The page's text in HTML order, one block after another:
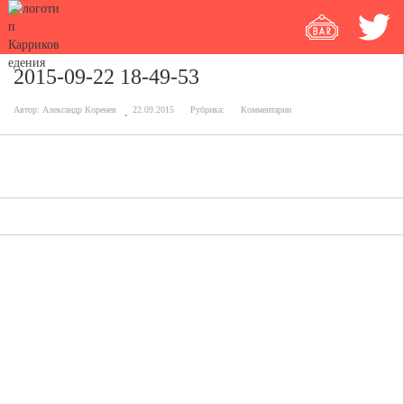
2015-09-22 18-49-53
Автор: Александр Коренев 22.09.2015 Рубрика: Комментарии